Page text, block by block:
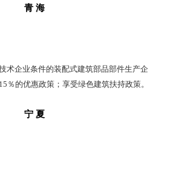
青 海
术企业条件的装配式建筑部品部件生产企
％的优惠政策；享受绿色建筑扶持政策。
宁 夏